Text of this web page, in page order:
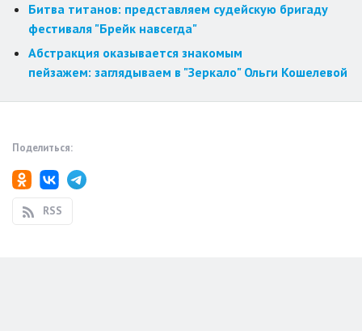
Битва титанов: представляем судейскую бригаду
фестиваля "Брейк навсегда"
Абстракция оказывается знакомым
пейзажем: заглядываем в "Зеркало" Ольги Кошелевой
Поделиться:
RSS